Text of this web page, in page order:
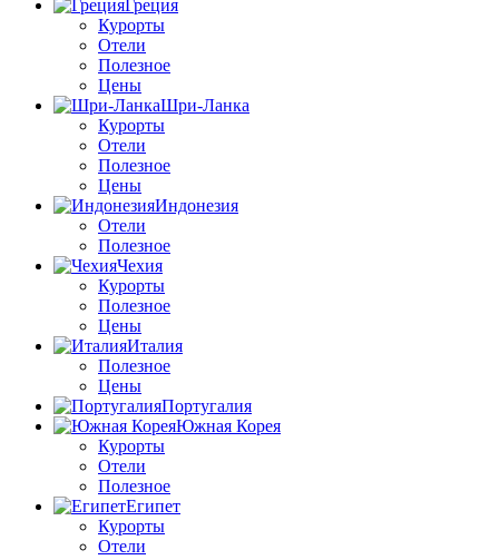
Греция
Курорты
Отели
Полезное
Цены
Шри-Ланка
Курорты
Отели
Полезное
Цены
Индонезия
Отели
Полезное
Чехия
Курорты
Полезное
Цены
Италия
Полезное
Цены
Португалия
Южная Корея
Курорты
Отели
Полезное
Египет
Курорты
Отели